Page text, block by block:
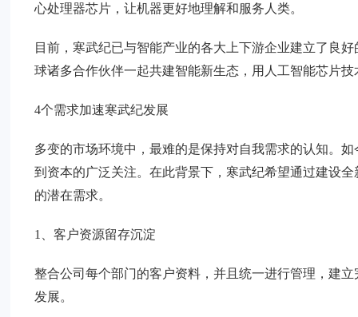
心处理器芯片，让机器更好地理解和服务人类。
目前，寒武纪已与智能产业的各大上下游企业建立了良
球诸多合作伙伴一起共建智能新生态，用人工智能芯片
4个需求加速寒武纪发展
多变的市场环境中，最难的是保持对自我需求的认知。
到资本的广泛关注。在此背景下，寒武纪希望通过建设
的潜在需求。
1、客户资源留存沉淀
整合公司每个部门的客户资料，并且统一进行管理，建
发展。